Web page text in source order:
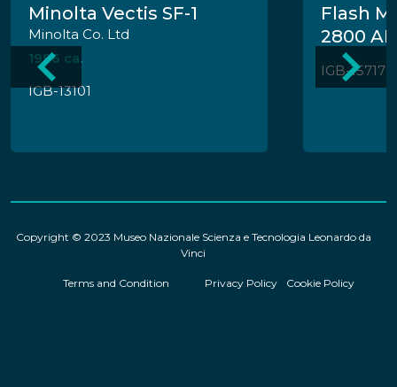
Minolta Vectis SF-1
Minolta Co. Ltd
1996 ca.
IGB-13101
Flash
2800 AF
IGB-15717
Copyright © 2023 Museo Nazionale Scienza e Tecnologia Leonardo da
Vinci
Terms and Condition Privacy Policy Cookie Policy